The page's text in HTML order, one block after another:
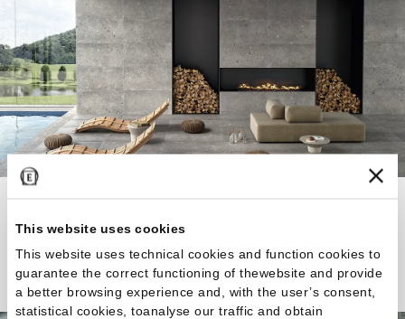
This website uses cookies
This website uses technical cookies and function cookies to
guarantee the correct functioning of thewebsite and provide
a better browsing experience and, with the user’s consent,
statistical cookies, toanalyse our traffic and obtain
Scopri la Collezione